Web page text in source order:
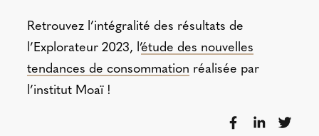
Retrouvez l’intégralité des résultats de
l’Explorateur 2023, l’étude des nouvelles
tendances de consommation réalisée par
l’institut Moaï !